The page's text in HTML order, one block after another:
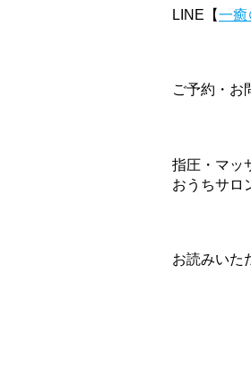
LINE【一癒
ご予約・お
指圧・マッ
おうちサロ
お読みいた